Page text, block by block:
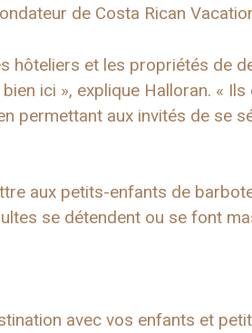
de Costa Rican
hôteliers et les propriétés de
ici », explique Halloran. «
permettant aux invités de se
aux petits-enfants de
se détendent ou se font
avec vos enfants et